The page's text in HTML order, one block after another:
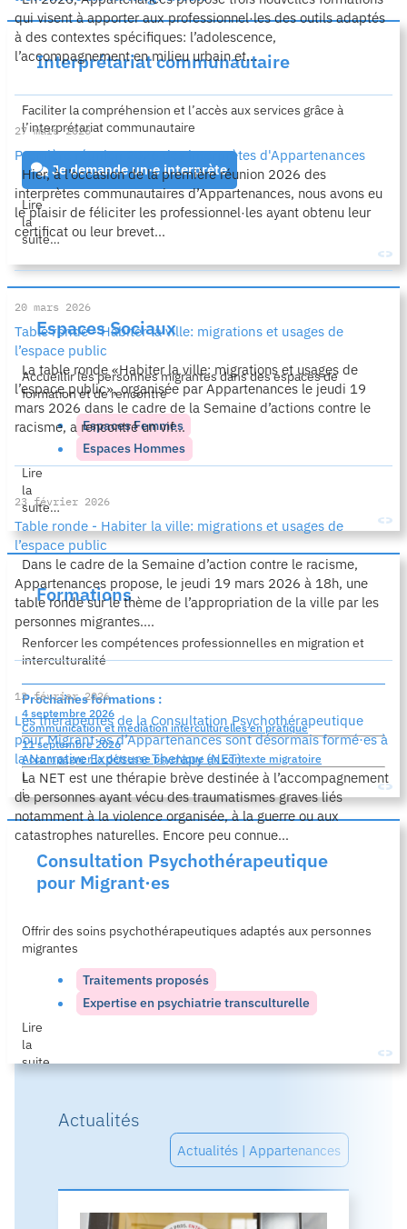
Interprétariat communautaire
Faciliter la compréhension et l’accès aux services grâce à
l’interprétariat communautaire
Je demande un·e interprète
Lire
la
suite…
Espaces Sociaux
Accueillir les personnes migrantes dans des espaces de
formation et de rencontre
Espaces Femmes
Espaces Hommes
Lire
la
suite…
Formations
Renforcer les compétences professionnelles en migration et
interculturalité
Prochaines formations :
4 septembre 2026
Communication et médiation interculturelles en pratique
11 septembre 2026
Accompagner la détresse psychique en contexte migratoire
L
i
r
l
t
e
Consultation Psycho­thérapeutique
pour Migrant·es
Offrir des soins psychothérapeutiques adaptés aux personnes
migrantes
Traitements proposés
Expertise en psychiatrie transculturelle
Lire
la
suite…
Actualités
Actualités | Appartenances
qui visent à apporter aux professionnel·les des outils adaptés
à des contextes spécifiques: l’adolescence,
l’accompagnement en milieu urbain et...
27 mars 2026
Première réunion 2026 des interprètes d'Appartenances
Hier, à l’occasion de la première réunion 2026 des
interprètes communautaires d’Appartenances, nous avons eu
le plaisir de féliciter les professionnel·les ayant obtenu leur
certificat ou leur brevet...
20 mars 2026
Table ronde - Habiter la ville: migrations et usages de
l’espace public
La table ronde «Habiter la ville: migrations et usages de
l’espace public», organisée par Appartenances le jeudi 19
mars 2026 dans le cadre de la Semaine d’actions contre le
racisme, a rencontré un vif...
23 février 2026
Table ronde - Habiter la ville: migrations et usages de
l’espace public
Dans le cadre de la Semaine d’action contre le racisme,
Appartenances propose, le jeudi 19 mars 2026 à 18h, une
table ronde sur le thème de l’appropriation de la ville par les
personnes migrantes....
13 février 2026
Les thérapeutes de la Consultation Psychothérapeutique
pour Migrant∙es d’Appartenances sont désormais formé∙es à
la Narrative Exposure Therapy (NET)
La NET est une thérapie brève destinée à l’accompagnement
de personnes ayant vécu des traumatismes graves liés
notamment à la violence organisée, à la guerre ou aux
catastrophes naturelles. Encore peu connue...